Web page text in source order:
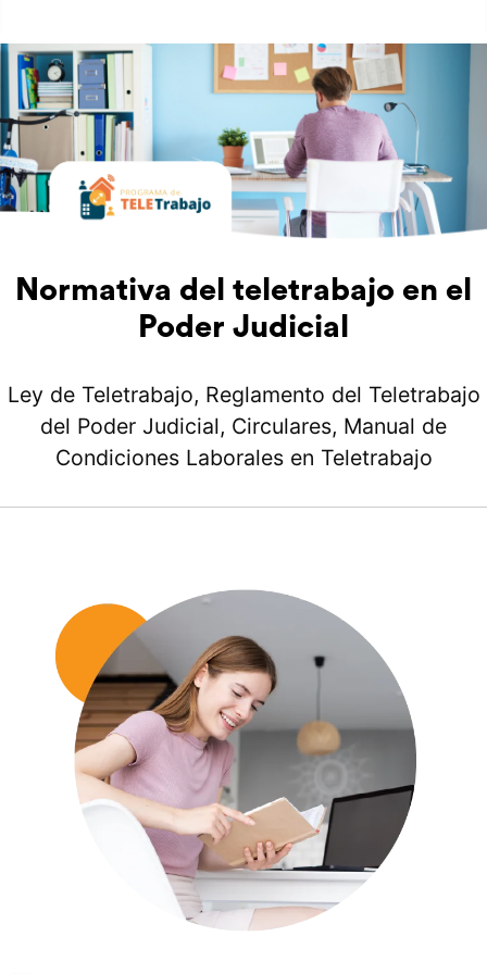
Normativa del teletrabajo en el
Poder Judicial
Ley de Teletrabajo, Reglamento del Teletrabajo
del Poder Judicial, Circulares, Manual de
Condiciones Laborales en Teletrabajo